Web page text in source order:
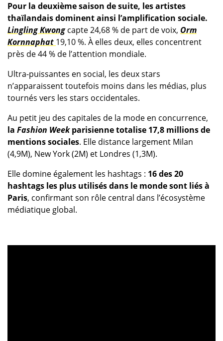
Pour la deuxième saison de suite, les artistes
thaïlandais dominent ainsi l’amplification sociale.
Lingling Kwongcapte 24,68 % de part de voix, Orm
Kornnaphat 19,10 %. À elles deux, elles concentrent
près de 44 % de l’attention mondiale.
Ultra-puissantes en social, les deux stars
n’apparaissent toutefois moins dans les médias, plus
tournés vers les stars occidentales.
Au petit jeu des capitales de la mode en concurrence,
la Fashion Weekparisienne totalise 17,8 millions de
mentions sociales. Elle distance largement Milan
(4,9M), New York (2M) et Londres (1,3M).
Elle domine également les hashtags : 16 des 20
hashtags les plus utilisés dans le monde sont liés à
Paris, confirmant son rôle central dans l’écosystème
médiatique global.